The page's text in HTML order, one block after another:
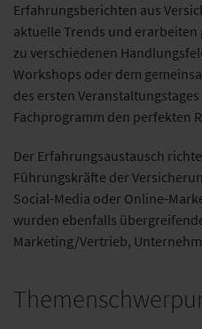
Erfahrungsberichten aus
aktuelle Trends und erarbeiten
zu verschiedenen
Workshops oder dem
des ersten
Fachprogramm den perfekten
Der Erfahrungsaustausch
Führungskräfte der
Social-Media oder Online-
wurden ebenfalls
Marketing/Vertrieb,